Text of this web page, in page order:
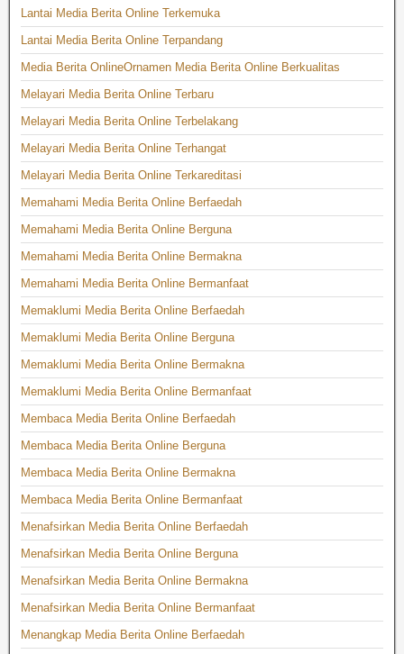
Lantai Media Berita Online Terkemuka
Lantai Media Berita Online Terpandang
Media Berita OnlineOrnamen Media Berita Online Berkualitas
Melayari Media Berita Online Terbaru
Melayari Media Berita Online Terbelakang
Melayari Media Berita Online Terhangat
Melayari Media Berita Online Terkareditasi
Memahami Media Berita Online Berfaedah
Memahami Media Berita Online Berguna
Memahami Media Berita Online Bermakna
Memahami Media Berita Online Bermanfaat
Memaklumi Media Berita Online Berfaedah
Memaklumi Media Berita Online Berguna
Memaklumi Media Berita Online Bermakna
Memaklumi Media Berita Online Bermanfaat
Membaca Media Berita Online Berfaedah
Membaca Media Berita Online Berguna
Membaca Media Berita Online Bermakna
Membaca Media Berita Online Bermanfaat
Menafsirkan Media Berita Online Berfaedah
Menafsirkan Media Berita Online Berguna
Menafsirkan Media Berita Online Bermakna
Menafsirkan Media Berita Online Bermanfaat
Menangkap Media Berita Online Berfaedah